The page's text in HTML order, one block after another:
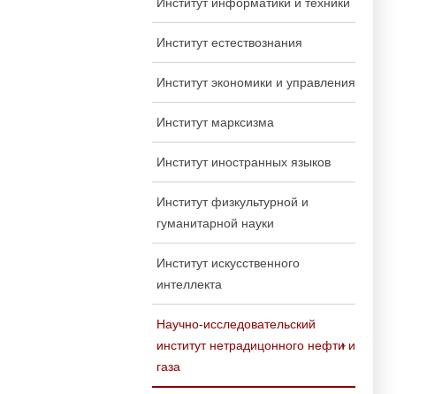
Институт естествознания
Институт экономики и управления
Институт марксизма
Институт иностранных языков
Институт физкультурной и
гуманитарной науки
Институт искусственного
интеллекта
Научно-исследовательский
институт нетрадицонного нефти и
газа